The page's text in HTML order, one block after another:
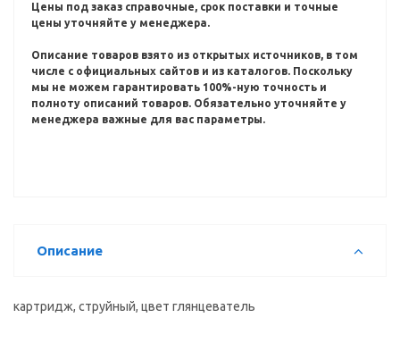
Цены под заказ справочные, срок поставки и точные
цены уточняйте у менеджера.
Описание товаров взято из открытых источников, в том
числе с официальных сайтов и из каталогов. Поскольку
мы не можем гарантировать 100%-ную точность и
полноту описаний товаров. Обязательно уточняйте у
менеджера важные для вас параметры.
Описание
картридж, струйный, цвет глянцеватель